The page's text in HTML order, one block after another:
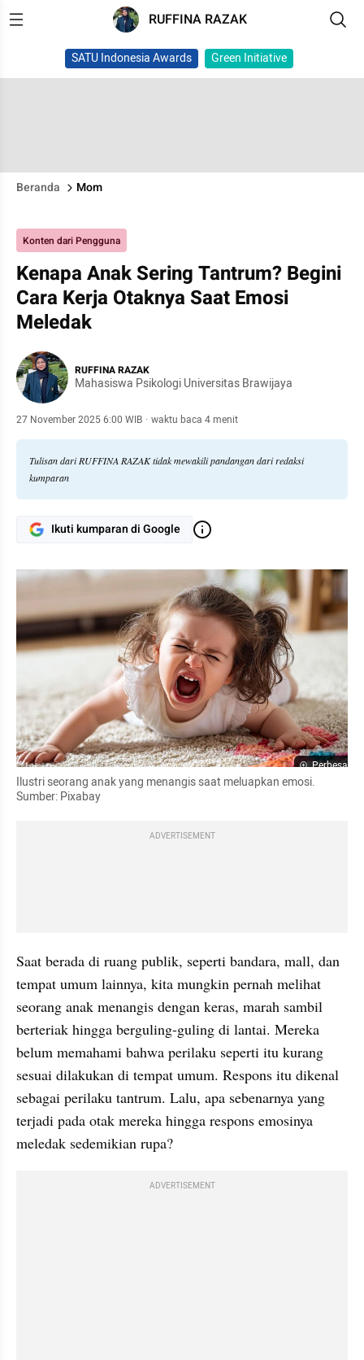
RUFFINA RAZAK
SATU Indonesia Awards Green Initiative
Beranda Mom
Konten dari Pengguna
Kenapa Anak Sering Tantrum? Begini
Cara Kerja Otaknya Saat Emosi
Meledak
RUFFINA RAZAK
Mahasiswa Psikologi Universitas Brawijaya
27 November 2025 6:00 WIB · waktu baca 4 menit
Tulisan dari RUFFINA RAZAK tidak mewakili pandangan dari redaksi
kumparan
Ikuti kumparan di Google
Perbesar
Ilustri seorang anak yang menangis saat meluapkan emosi.
Sumber: Pixabay
ADVERTISEMENT
Saat berada di ruang publik, seperti bandara, mall, dan
tempat umum lainnya, kita mungkin pernah melihat
seorang anak menangis dengan keras, marah sambil
berteriak hingga berguling-guling di lantai. Mereka
belum memahami bahwa perilaku seperti itu kurang
sesuai dilakukan di tempat umum. Respons itu dikenal
sebagai perilaku tantrum. Lalu, apa sebenarnya yang
terjadi pada otak mereka hingga respons emosinya
meledak sedemikian rupa?
ADVERTISEMENT